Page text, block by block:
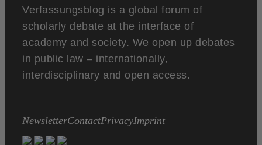
Verfassungsblog is a global forum of
scholarly debate at the interface of
academy and society. We open up debates
in public law – internationally,
interdisciplinary and open access.
NewsletterContactPrivacyImprint